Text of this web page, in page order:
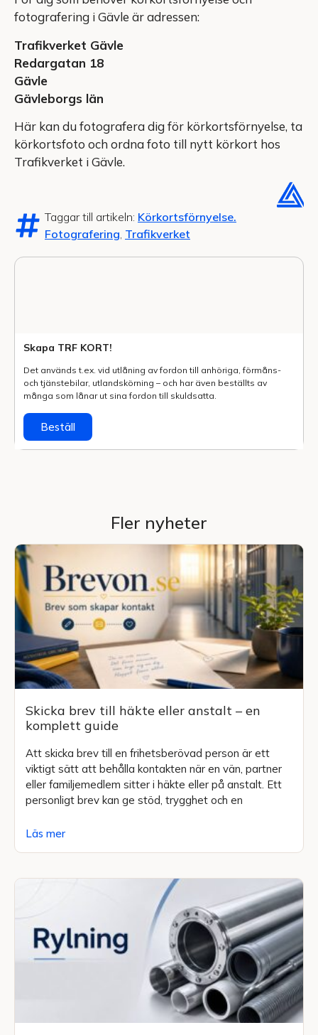
fotografering i Gävle är adressen:
Trafikverket Gävle
Redargatan 18
Gävle
Gävleborgs län
Här kan du fotografera dig för körkortsförnyelse, ta
körkortsfoto och ordna foto till nytt körkort hos
Trafikverket i Gävle.
Taggar till artikeln: Körkortsförnyelse.
Fotografering Trafikverket
Skapa TRF KORT!
Det används t.ex. vid utlåning av fordon till anhöriga, förmåns-
och tjänstebilar, utlands­körning – och har även beställts av
många som lånar ut sina fordon till skuldsatta.
Beställ
Fler nyheter
Skicka brev till häkte eller anstalt – en
komplett guide
Att skicka brev till en frihetsberövad person är ett
viktigt sätt att behålla kontakten när en vän, partner
eller familjemedlem sitter i häkte eller på anstalt. Ett
personligt brev kan ge stöd, trygghet och en
Läs mer